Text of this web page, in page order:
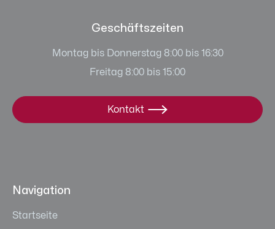
Geschäftszeiten
Montag bis Donnerstag 8:00 bis 16:30
Freitag 8:00 bis 15:00
Kontakt 
Navigation
Startseite